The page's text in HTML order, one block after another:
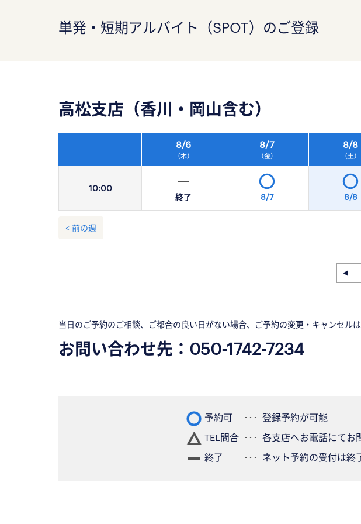
単発・短期アルバイト（SPOT）のご登録
高松支店（香川・岡山含む）
10:00
8/6
（木）
8/7
（金）
8/8
（土）
終了 8/7 8/8
< 前の週
当日のご予約のご相談、ご都合の良い日がない場合、ご予約の変更・キャンセル
お問い合わせ先： 050-1742-7234
予約可
登録予約が可能
TEL問合
各支店へお電話にてお
終了
ネット予約の受付は終